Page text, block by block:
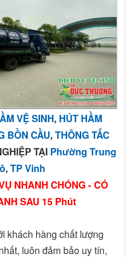
VỆ SINH, HÚT HẦM
BỒN CẦU,THÔNG TẮC
TẠI Phường Trung
,TP Vinh
NHANH CHÓNG - CÓ
SAU 15 Phút
khách hàng chất lượng
luôn đảm bảo uy tín,